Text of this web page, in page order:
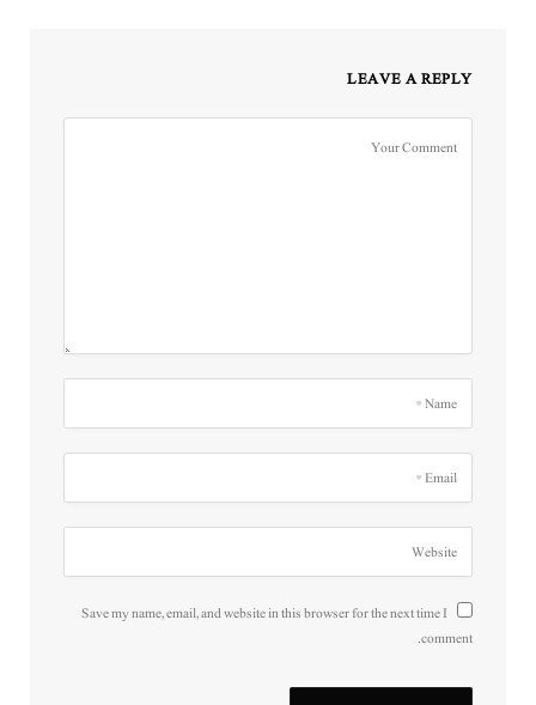
LEAVE A REPLY
Save my name, email, and website in this browser for the next time I
comment.